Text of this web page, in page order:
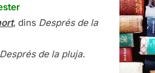
, dins Després de la
Després de la pluja.